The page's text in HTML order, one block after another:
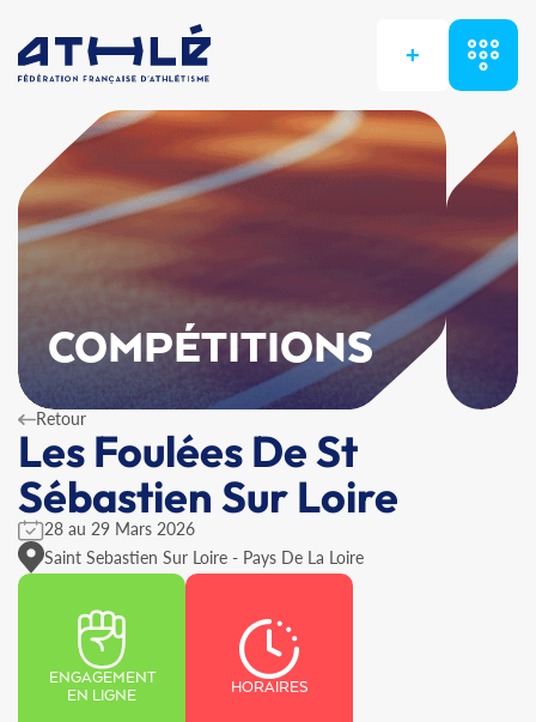
+
COMPÉTITIONS
Retour
Les Foulées De St
Sébastien Sur Loire
28 au 29 Mars 2026
Saint Sebastien Sur Loire - Pays De La Loire
ENGAGEMENT
EN LIGNE
HORAIRES